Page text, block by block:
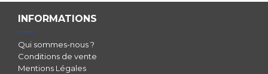
INFORMATIONS
Qui sommes-nous ?
Conditions de vente
Mentions Légales